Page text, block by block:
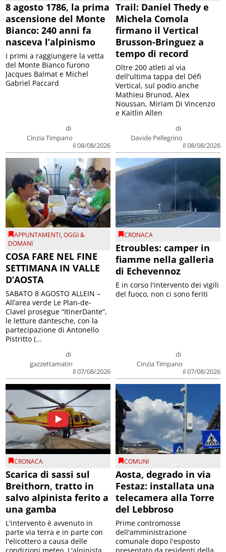
8 agosto 1786, la prima
ascensione del Monte
Bianco: 240 anni fa
nasceva l’alpinismo
di
Cinzia Timpano
il 08/08/2026
I primi a raggiungere la vetta
del Monte Bianco furono
Jacques Balmat e Michel
Gabriel Paccard
Trail: Daniel Thedy e
Michela Comola
firmano il Vertical
Brusson-Bringuez a
tempo di record
di
Davide Pellegrino
il 08/08/2026
Oltre 200 atleti al via
dell'ultima tappa del Défì
Vertical, sul podio anche
Mathieu Brunod, Alex
Noussan, Miriam Di Vincenzo
e Kaitlin Allen
APPUNTAMENTI,OGGI &
DOMANI
COSA FARE NEL FINE
SETTIMANA IN VALLE
D’AOSTA
di
gazzettamatin
il 07/08/2026
SABATO 8 AGOSTO ALLEIN –
All’area verde Le Plan-de-
Clavel prosegue “ItinerDante”,
le letture dantesche, con la
partecipazione di Antonello
Pistritto (...
CRONACA
Etroubles: camper in
fiamme nella galleria
di Echevennoz
di
Cinzia Timpano
il 07/08/2026
E in corso l'intervento dei vigili
del fuoco, non ci sono feriti
CRONACA
Scarica di sassi sul
Breithorn, tratto in
salvo alpinista ferito a
una gamba
L'intervento è avvenuto in
parte via terra e in parte con
l'elicottero a causa delle
COMUNI
Aosta, degrado in via
Festaz: installata una
telecamera alla Torre
del Lebbroso
Prime contromosse
dell'amministrazione
comunale dopo l'esposto